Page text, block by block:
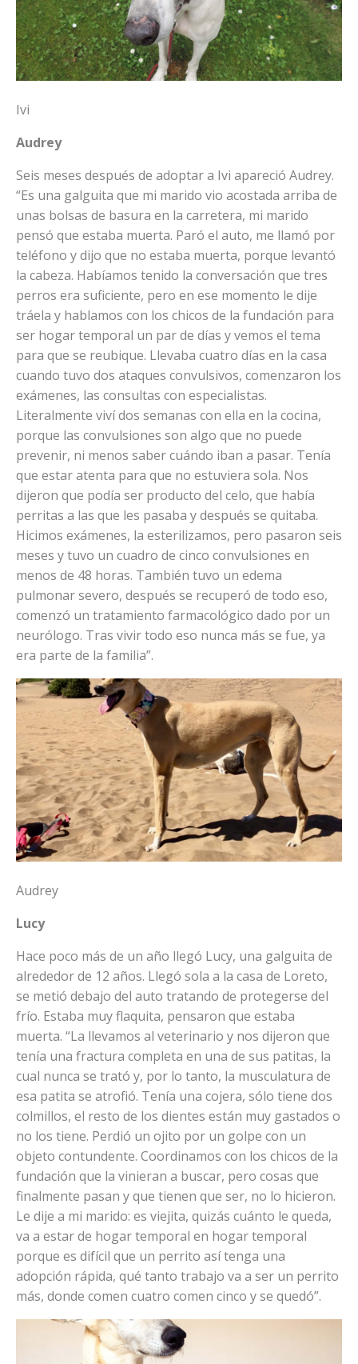
Ivi
Audrey
Seis meses después de adoptar a Ivi apareció Audrey.
“Es una galguita que mi marido vio acostada arriba de
unas bolsas de basura en la carretera, mi marido
pensó que estaba muerta. Paró el auto, me llamó por
teléfono y dijo que no estaba muerta, porque levantó
la cabeza. Habíamos tenido la conversación que tres
perros era suficiente, pero en ese momento le dije
tráela y hablamos con los chicos de la fundación para
ser hogar temporal un par de días y vemos el tema
para que se reubique. Llevaba cuatro días en la casa
cuando tuvo dos ataques convulsivos, comenzaron los
exámenes, las consultas con especialistas.
Literalmente viví dos semanas con ella en la cocina,
porque las convulsiones son algo que no puede
prevenir, ni menos saber cuándo iban a pasar. Tenía
que estar atenta para que no estuviera sola. Nos
dijeron que podía ser producto del celo, que había
perritas a las que les pasaba y después se quitaba.
Hicimos exámenes, la esterilizamos, pero pasaron seis
meses y tuvo un cuadro de cinco convulsiones en
menos de 48 horas. También tuvo un edema
pulmonar severo, después se recuperó de todo eso,
comenzó un tratamiento farmacológico dado por un
neurólogo. Tras vivir todo eso nunca más se fue, ya
era parte de la familia”.
Audrey
Lucy
Hace poco más de un año llegó Lucy, una galguita de
alrededor de 12 años. Llegó sola a la casa de Loreto,
se metió debajo del auto tratando de protegerse del
frío. Estaba muy flaquita, pensaron que estaba
muerta. “La llevamos al veterinario y nos dijeron que
tenía una fractura completa en una de sus patitas, la
cual nunca se trató y, por lo tanto, la musculatura de
esa patita se atrofió. Tenía una cojera, sólo tiene dos
colmillos, el resto de los dientes están muy gastados o
no los tiene. Perdió un ojito por un golpe con un
objeto contundente. Coordinamos con los chicos de la
fundación que la vinieran a buscar, pero cosas que
finalmente pasan y que tienen que ser, no lo hicieron.
Le dije a mi marido: es viejita, quizás cuánto le queda,
va a estar de hogar temporal en hogar temporal
porque es difícil que un perrito así tenga una
adopción rápida, qué tanto trabajo va a ser un perrito
más, donde comen cuatro comen cinco y se quedó”.